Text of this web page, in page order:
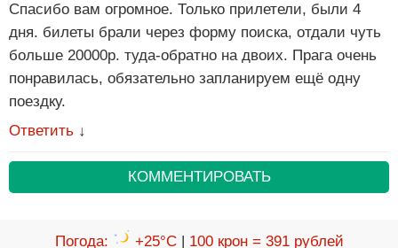
Спасибо вам огромное. Только прилетели, были 4
дня. билеты брали через форму поиска, отдали чуть
больше 20000р. туда-обратно на двоих. Прага очень
понравилась, обязательно запланируем ещё одну
поездку.
Ответить ↓
КОММЕНТИРОВАТЬ
Погода: +25°C| 100 крон = 391 рублей